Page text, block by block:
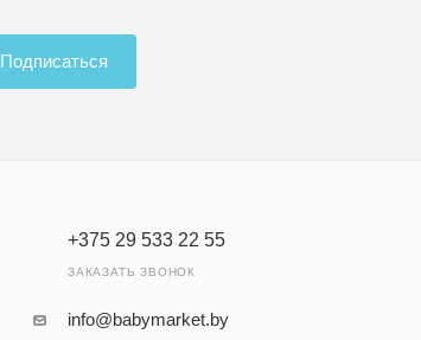
Подписаться
+375 29 533 22 55
ЗАКАЗАТЬ ЗВОНОК
info@babymarket.by